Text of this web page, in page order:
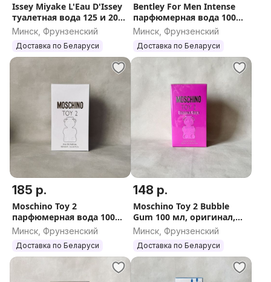
Issey Miyake L'Eau D'Issey
туалетная вода 125 и 200
мл, оригинал, Франция
Минск, Фрунзенский
Доставка по Беларуси
Bentley For Men Intense
парфюмерная вода 100
мл, оригинал, Франция
Минск, Фрунзенский
Доставка по Беларуси
185 р.
Moschino Toy 2
парфюмерная вода 100
мл, оригинал, Италия
Минск, Фрунзенский
Доставка по Беларуси
148 р.
Moschino Toy 2 Bubble
Gum 100 мл, оригинал,
Италия (Москино Той 2
Бабл Гам женский)
Минск, Фрунзенский
Доставка по Беларуси